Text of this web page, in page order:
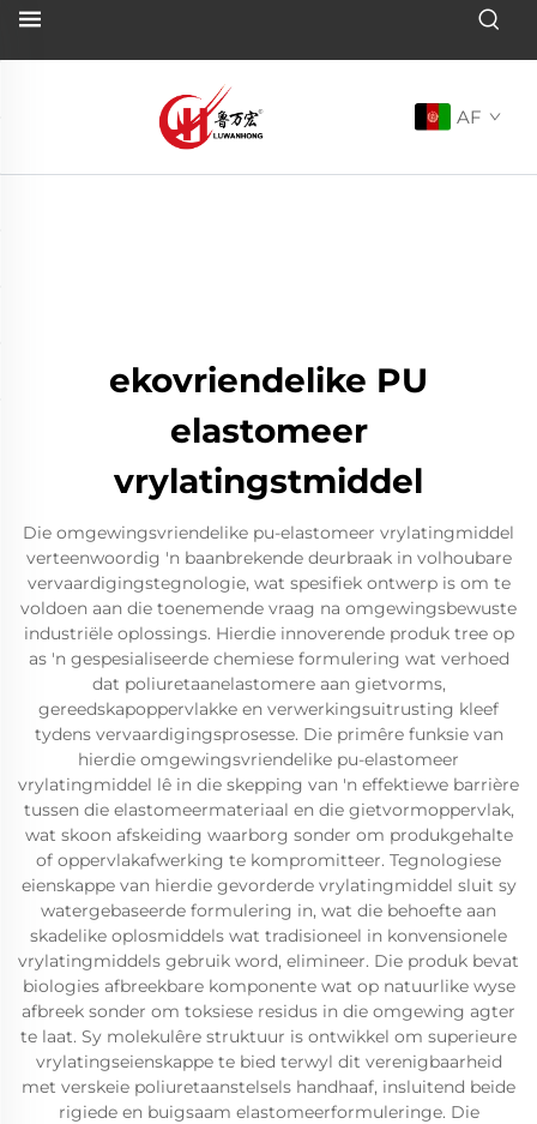
AF
ekovriendelike PU
elastomeer
vrylatingstmiddel
Die omgewingsvriendelike pu-elastomeer vrylatingmiddel
verteenwoordig 'n baanbrekende deurbraak in volhoubare
vervaardigingstegnologie, wat spesifiek ontwerp is om te
voldoen aan die toenemende vraag na omgewingsbewuste
industriële oplossings. Hierdie innoverende produk tree op
as 'n gespesialiseerde chemiese formulering wat verhoed
dat poliuretaanelastomere aan gietvorms,
gereedskapoppervlakke en verwerkingsuitrusting kleef
tydens vervaardigingsprosesse. Die primêre funksie van
hierdie omgewingsvriendelike pu-elastomeer
vrylatingmiddel lê in die skepping van 'n effektiewe barrière
tussen die elastomeermateriaal en die gietvormoppervlak,
wat skoon afskeiding waarborg sonder om produkgehalte
of oppervlakafwerking te kompromitteer. Tegnologiese
eienskappe van hierdie gevorderde vrylatingmiddel sluit sy
watergebaseerde formulering in, wat die behoefte aan
skadelike oplosmiddels wat tradisioneel in konvensionele
vrylatingmiddels gebruik word, elimineer. Die produk bevat
biologies afbreekbare komponente wat op natuurlike wyse
afbreek sonder om toksiese residus in die omgewing agter
te laat. Sy molekulêre struktuur is ontwikkel om superieure
vrylatingseienskappe te bied terwyl dit verenigbaarheid
met verskeie poliuretaanstelsels handhaaf, insluitend beide
rigiede en buigsaam elastomeerformuleringe. Die